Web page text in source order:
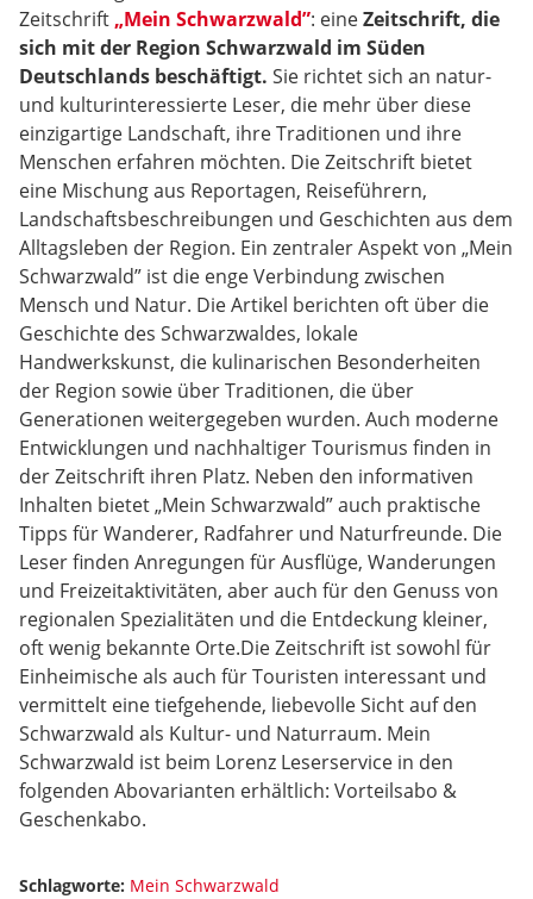
Zeitschrift „Mein Schwarzwald”: eineZeitschrift, die
sich mit der Region Schwarzwald im Süden
Deutschlands beschäftigt. Sie richtet sich an natur-
und kulturinteressierte Leser, die mehr über diese
einzigartige Landschaft, ihre Traditionen und ihre
Menschen erfahren möchten. Die Zeitschrift bietet
eine Mischung aus Reportagen, Reiseführern,
Landschaftsbeschreibungen und Geschichten aus dem
Alltagsleben der Region. Ein zentraler Aspekt von „Mein
Schwarzwald” ist die enge Verbindung zwischen
Mensch und Natur. Die Artikel berichten oft über die
Geschichte des Schwarzwaldes, lokale
Handwerkskunst, die kulinarischen Besonderheiten
der Region sowie über Traditionen, die über
Generationen weitergegeben wurden. Auch moderne
Entwicklungen und nachhaltiger Tourismus finden in
der Zeitschrift ihren Platz. Neben den informativen
Inhalten bietet „Mein Schwarzwald” auch praktische
Tipps für Wanderer, Radfahrer und Naturfreunde. Die
Leser finden Anregungen für Ausflüge, Wanderungen
und Freizeitaktivitäten, aber auch für den Genuss von
regionalen Spezialitäten und die Entdeckung kleiner,
oft wenig bekannte Orte.Die Zeitschrift ist sowohl für
Einheimische als auch für Touristen interessant und
vermittelt eine tiefgehende, liebevolle Sicht auf den
Schwarzwald als Kultur- und Naturraum. Mein
Schwarzwald ist beim Lorenz Leserservice in den
folgenden Abovarianten erhältlich: Vorteilsabo &
Geschenkabo.
Schlagworte: Mein Schwarzwald